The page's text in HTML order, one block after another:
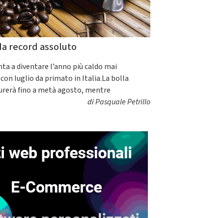
record assoluto
a diventare l’anno più caldo mai
luglio da primato in Italia.La bolla
fino a metà agosto, mentre
diPasquale Petrillo